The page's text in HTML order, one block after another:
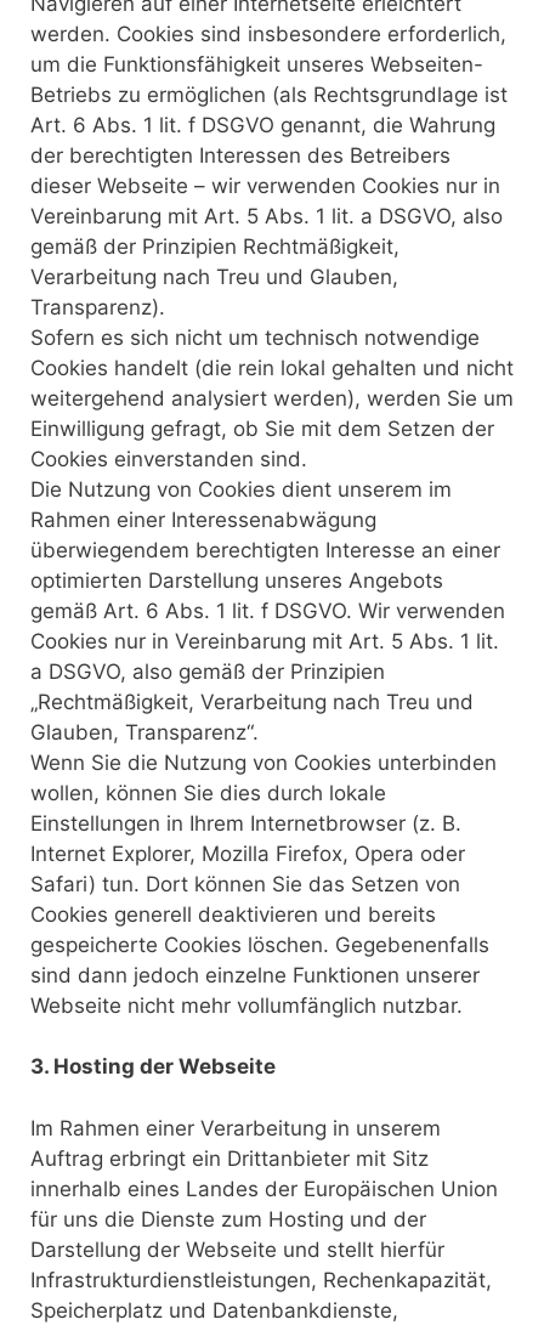
werden. Cookies sind insbesondere erforderlich,
um die Funktionsfähigkeit unseres Webseiten-
Betriebs zu ermöglichen (als Rechtsgrundlage ist
Art. 6 Abs. 1 lit. f DSGVO genannt, die Wahrung
der berechtigten Interessen des Betreibers
dieser Webseite – wir verwenden Cookies nur in
Vereinbarung mit Art. 5 Abs. 1 lit. a DSGVO, also
gemäß der Prinzipien Rechtmäßigkeit,
Verarbeitung nach Treu und Glauben,
Transparenz).
Sofern es sich nicht um technisch notwendige
Cookies handelt (die rein lokal gehalten und nicht
weitergehend analysiert werden), werden Sie um
Einwilligung gefragt, ob Sie mit dem Setzen der
Cookies einverstanden sind.
Die Nutzung von Cookies dient unserem im
Rahmen einer Interessenabwägung
überwiegendem berechtigten Interesse an einer
optimierten Darstellung unseres Angebots
gemäß Art. 6 Abs. 1 lit. f DSGVO. Wir verwenden
Cookies nur in Vereinbarung mit Art. 5 Abs. 1 lit.
a DSGVO, also gemäß der Prinzipien
„Rechtmäßigkeit, Verarbeitung nach Treu und
Glauben, Transparenz“.
Wenn Sie die Nutzung von Cookies unterbinden
wollen, können Sie dies durch lokale
Einstellungen in Ihrem Internetbrowser (z. B.
Internet Explorer, Mozilla Firefox, Opera oder
Safari) tun. Dort können Sie das Setzen von
Cookies generell deaktivieren und bereits
gespeicherte Cookies löschen. Gegebenenfalls
sind dann jedoch einzelne Funktionen unserer
Webseite nicht mehr vollumfänglich nutzbar.
3. Hosting der Webseite
Im Rahmen einer Verarbeitung in unserem
Auftrag erbringt ein Drittanbieter mit Sitz
innerhalb eines Landes der Europäischen Union
für uns die Dienste zum Hosting und der
Darstellung der Webseite und stellt hierfür
Infrastrukturdienstleistungen, Rechenkapazität,
Speicherplatz und Datenbankdienste,